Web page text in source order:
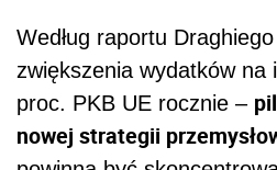
Według raportu
zwiększenia wydatków na
proc. PKB UE rocznie –
nowej strategii